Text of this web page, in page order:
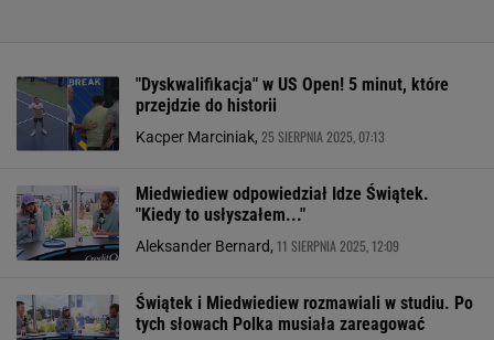
"Dyskwalifikacja" w US Open! 5 minut, które
przejdzie do historii
Kacper Marciniak, 25 SIERPNIA 2025, 07:13
Miedwiediew odpowiedział Idze Świątek.
"Kiedy to usłyszałem..."
Aleksander Bernard, 11 SIERPNIA 2025, 12:09
Świątek i Miedwiediew rozmawiali w studiu. Po
tych słowach Polka musiała zareagować